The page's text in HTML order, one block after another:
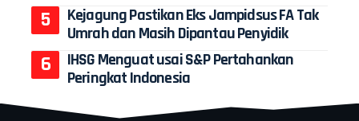
Kejagung Pastikan Eks Jampidsus FA Tak
Umrah dan Masih Dipantau Penyidik
IHSG Menguat usai S&P Pertahankan
Peringkat Indonesia